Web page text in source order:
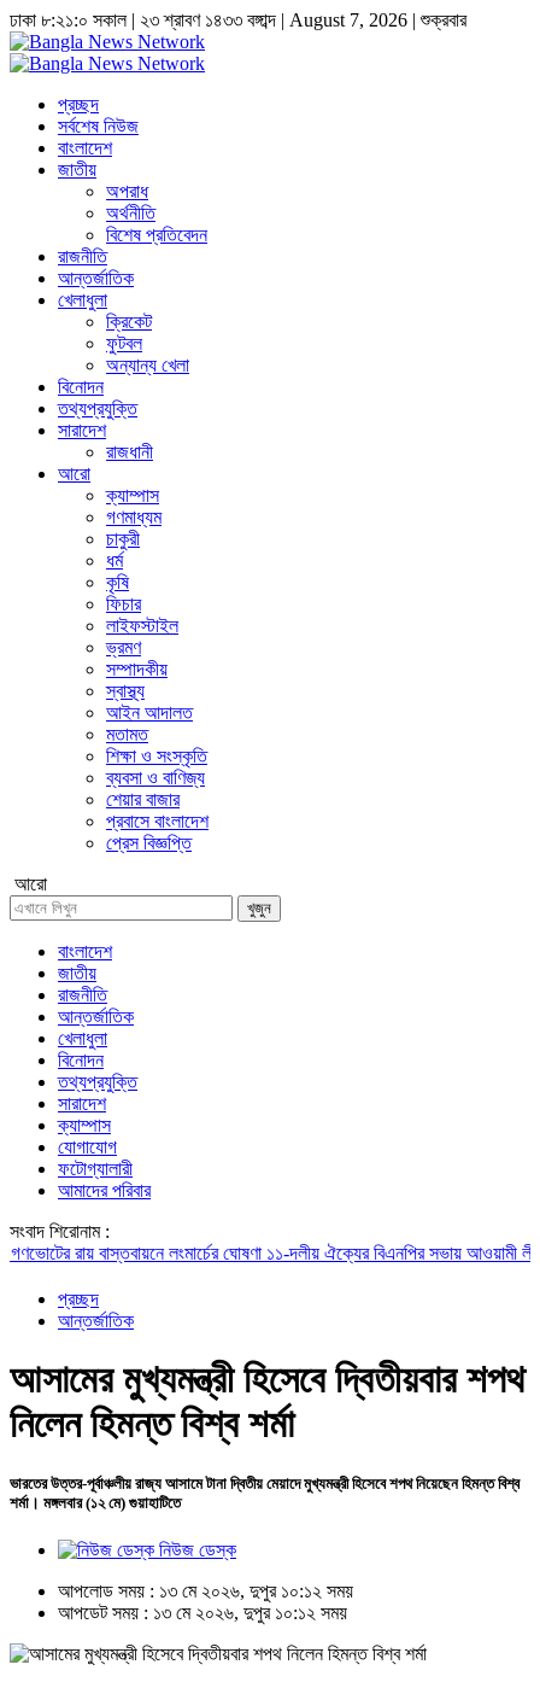
ঢাকা ৮:২১:১ সকাল| ২৩ শ্রাবণ ১৪৩৩ বঙ্গাব্দ | August 7, 2026| শুক্রবার
প্রচ্ছদ
সর্বশেষ নিউজ
বাংলাদেশ
জাতীয়
অপরাধ
অর্থনীতি
বিশেষ প্রতিবেদন
রাজনীতি
আন্তর্জাতিক
খেলাধুলা
ক্রিকেট
ফুটবল
অন্যান্য খেলা
বিনোদন
তথ্যপ্রযুক্তি
সারাদেশ
রাজধানী
আরো
ক্যাম্পাস
গণমাধ্যম
চাকুরী
ধর্ম
কৃষি
ফিচার
লাইফস্টাইল
ভ্রমণ
সম্পাদকীয়
স্বাস্থ্য
আইন আদালত
মতামত
শিক্ষা ও সংস্কৃতি
ব্যবসা ও বাণিজ্য
শেয়ার বাজার
প্রবাসে বাংলাদেশ
প্রেস বিজ্ঞপ্তি
আরো
খুজুন
বাংলাদেশ
জাতীয়
রাজনীতি
আন্তর্জাতিক
খেলাধুলা
বিনোদন
তথ্যপ্রযুক্তি
সারাদেশ
ক্যাম্পাস
যোগাযোগ
ফটোগ্যালারী
আমাদের পরিবার
সংবাদ শিরোনাম :
রায় বাস্তবায়নে লংমার্চের ঘোষণা ১১-দলীয় ঐক্যেরবিএনপির সভায় আওয়ামী লীগ
প্রচ্ছদ
আন্তর্জাতিক
আসামের মুখ্যমন্ত্রী হিসেবে দ্বিতীয়বার শপথ
নিলেন হিমন্ত বিশ্ব শর্মা
ভারতের উত্তর-পূর্বাঞ্চলীয় রাজ্য আসামে টানা দ্বিতীয় মেয়াদে মুখ্যমন্ত্রী হিসেবে শপথ নিয়েছেন হিমন্ত বিশ্ব
শর্মা। মঙ্গলবার (১২ মে) গুয়াহাটিতে
নিউজ ডেস্ক
আপলোড সময় : ১৩ মে ২০২৬, দুপুর ১০:১২ সময়
আপডেট সময় : ১৩ মে ২০২৬, দুপুর ১০:১২ সময়